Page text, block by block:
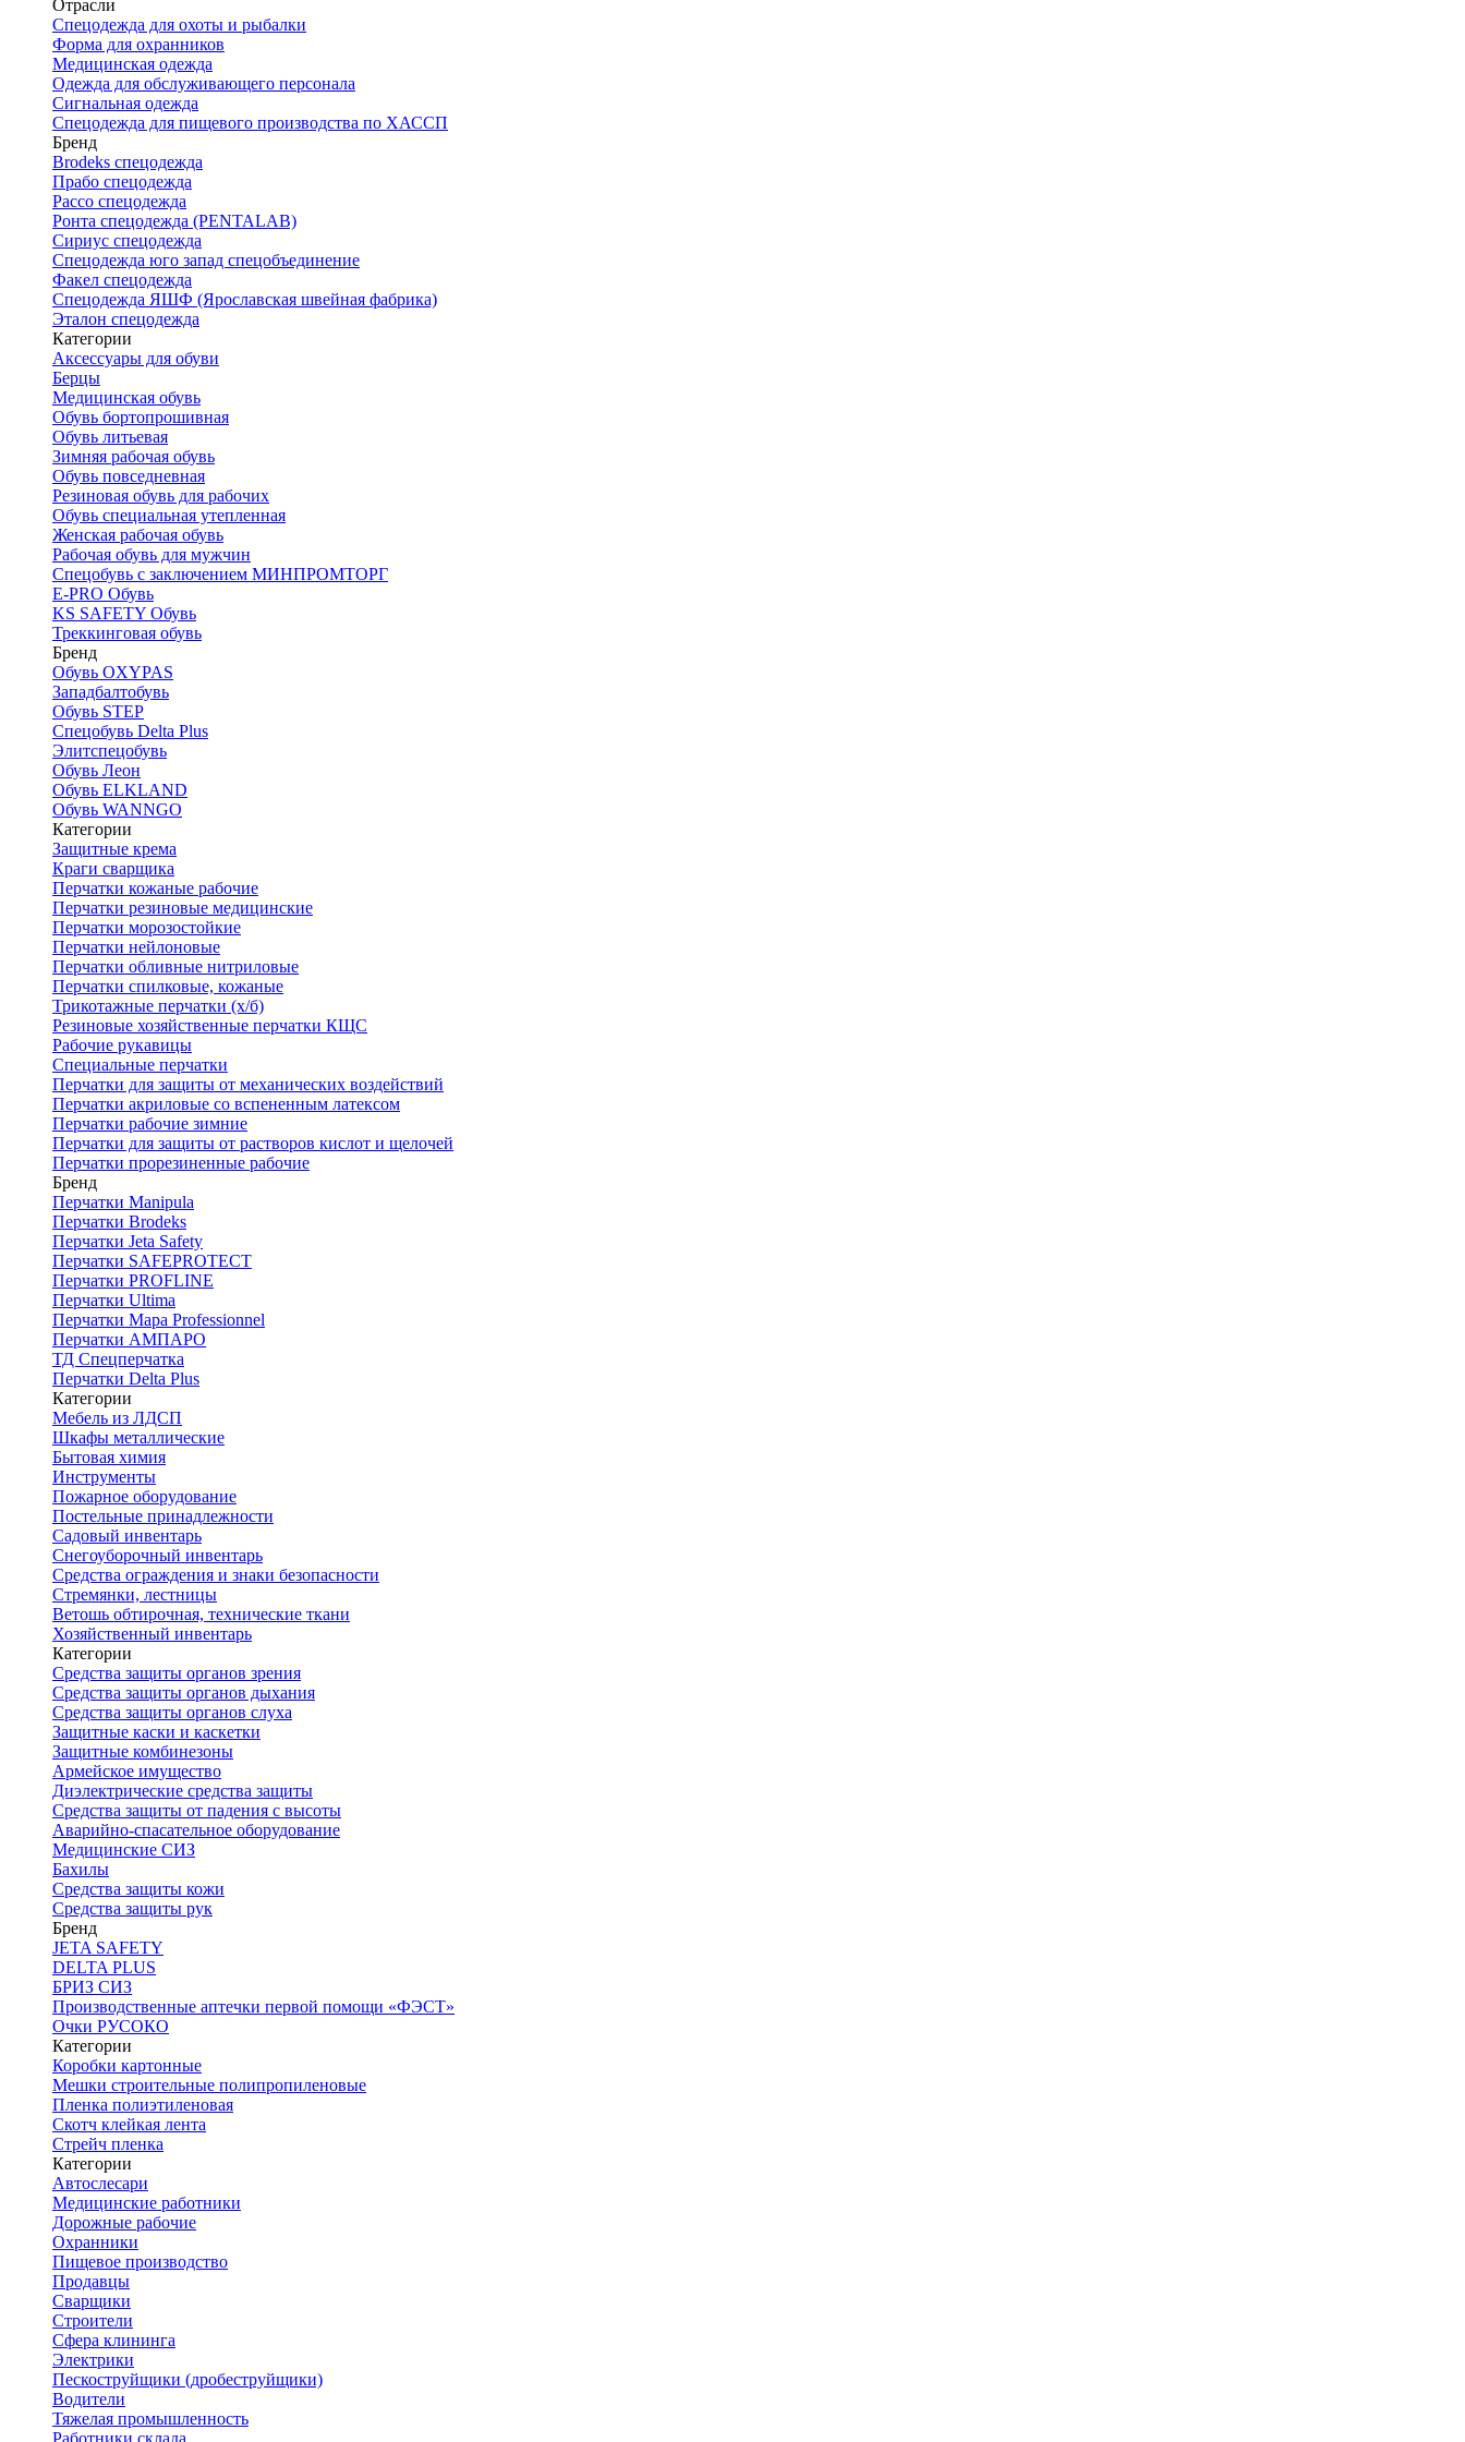
Отрасли
Спецодежда для охоты и рыбалки
Форма для охранников
Медицинская одежда
Одежда для обслуживающего персонала
Сигнальная одежда
Спецодежда для пищевого производства по ХАССП
Бренд
Brodeks спецодежда
Прабо спецодежда
Рассо спецодежда
Ронта спецодежда (PENTALAB)
Сириус спецодежда
Спецодежда юго запад спецобъединение
Факел спецодежда
Спецодежда ЯШФ (Ярославская швейная фабрика)
Эталон спецодежда
Категории
Аксессуары для обуви
Берцы
Медицинская обувь
Обувь бортопрошивная
Обувь литьевая
Зимняя рабочая обувь
Обувь повседневная
Резиновая обувь для рабочих
Обувь специальная утепленная
Женская рабочая обувь
Рабочая обувь для мужчин
Спецобувь с заключением МИНПРОМТОРГ
E-PRO Обувь
KS SAFETY Обувь
Треккинговая обувь
Бренд
Обувь OXYPAS
Западбалтобувь
Обувь STEP
Спецобувь Delta Plus
Элитспецобувь
Обувь Леон
Обувь ELKLAND
Обувь WANNGO
Категории
Защитные крема
Краги сварщика
Перчатки кожаные рабочие
Перчатки резиновые медицинские
Перчатки морозостойкие
Перчатки нейлоновые
Перчатки обливные нитриловые
Перчатки спилковые, кожаные
Трикотажные перчатки (х/б)
Резиновые хозяйственные перчатки КЩС
Рабочие рукавицы
Специальные перчатки
Перчатки для защиты от механических воздействий
Перчатки акриловые со вспененным латексом
Перчатки рабочие зимние
Перчатки для защиты от растворов кислот и щелочей
Перчатки прорезиненные рабочие
Бренд
Перчатки Manipula
Перчатки Brodeks
Перчатки Jeta Safety
Перчатки SAFEPROTECT
Перчатки PROFLINE
Перчатки Ultima
Перчатки Мара Professionnel
Перчатки АМПАРО
ТД Спецперчатка
Перчатки Delta Plus
Категории
Мебель из ЛДСП
Шкафы металлические
Бытовая химия
Инструменты
Пожарное оборудование
Постельные принадлежности
Садовый инвентарь
Снегоуборочный инвентарь
Средства ограждения и знаки безопасности
Стремянки, лестницы
Ветошь обтирочная, технические ткани
Хозяйственный инвентарь
Категории
Средства защиты органов зрения
Средства защиты органов дыхания
Средства защиты органов слуха
Защитные каски и каскетки
Защитные комбинезоны
Армейское имущество
Диэлектрические средства защиты
Средства защиты от падения с высоты
Аварийно-спасательное оборудование
Медицинские СИЗ
Бахилы
Средства защиты кожи
Средства защиты рук
Бренд
JETA SAFETY
DELTA PLUS
БРИЗ СИЗ
Производственные аптечки первой помощи «ФЭСТ»
Очки РУСОКО
Категории
Коробки картонные
Мешки строительные полипропиленовые
Пленка полиэтиленовая
Скотч клейкая лента
Стрейч пленка
Категории
Автослесари
Медицинские работники
Дорожные рабочие
Охранники
Пищевое производство
Продавцы
Сварщики
Строители
Сфера клининга
Электрики
Пескоструйщики (дробеструйщики)
Водители
Тяжелая промышленность
Работники склада